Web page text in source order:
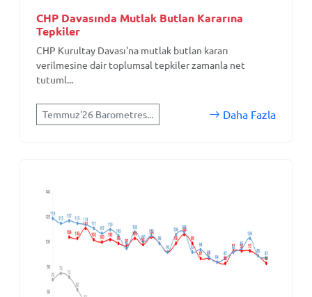
CHP Davasında Mutlak Butlan Kararına
Tepkiler
CHP Kurultay Davası'na mutlak butlan kararı
verilmesine dair toplumsal tepkiler zamanla net
tutuml...
Temmuz'26 Barometres... Daha Fazla